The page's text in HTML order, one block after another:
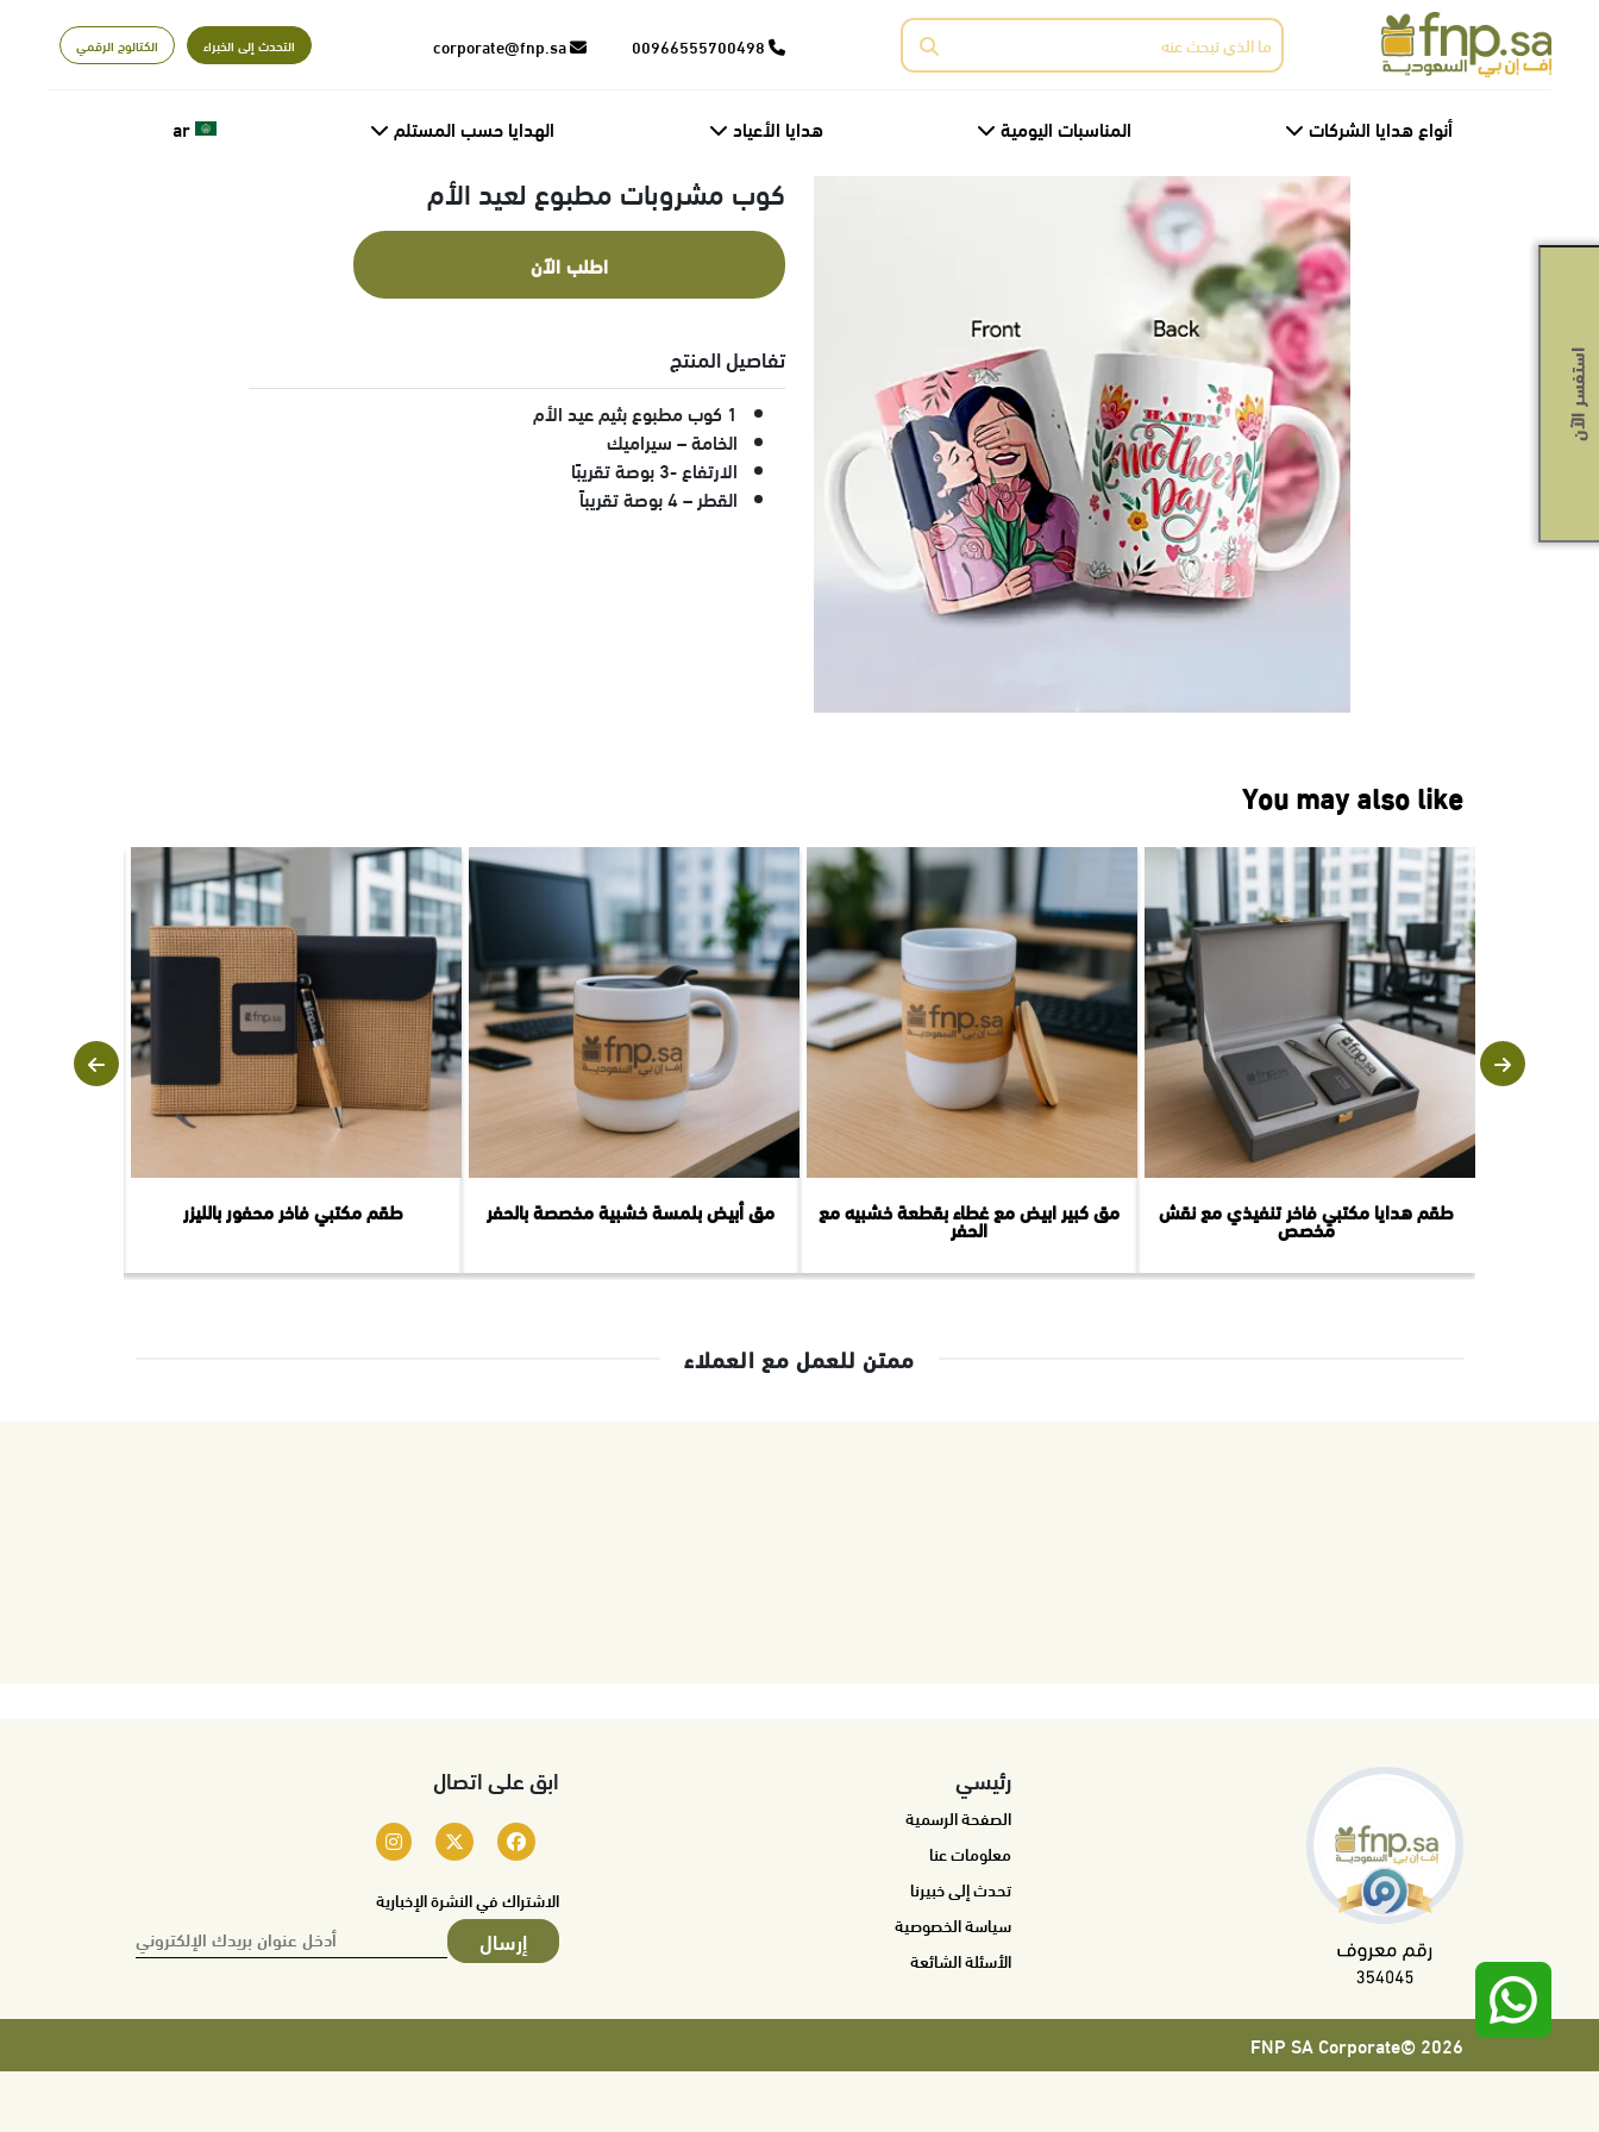
استفسر الآن
البحث
عن:
التحدث إلى الخبراء الكتالوج الرقمي
أنواع هدايا الشركات المناسبات اليومية هدايا الأعياد الهدايا حسب المستلم ar
كوب مشروبات مطبوع لعيد الأم
اطلب الآن
تفاصيل المنتج
1 كوب مطبوع بثيم عيد الأم
الخامة – سيراميك
الارتفاع -3 بوصة تقريبًا
القطر – 4 بوصة تقريباً
You may also like
طقم هدايا مكتبي فاخر تنفيذي مع نقش
مخصص
مق كبير ابيض مع غطاء بقطعة خشبيه مع
الحفر
مق أبيض بلمسة خشبية مخصصة بالحفر طقم مكتبي فاخر محفور بالليزر
ممتن للعمل مع العملاء
رئيسي
الصفحة الرسمية
معلومات عنا
تحدث إلى خبيرنا
سياسة الخصوصية
الأسئلة الشائعة
ابق على اتصال
الاشتراك في النشرة الإخبارية
2026 ©FNP SA Corporate